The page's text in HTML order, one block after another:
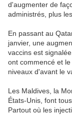
d'augmenter de
administrés, plus
En passant au
janvier, une
vaccins est
ont commencé et
niveaux d'avant le
Les Maldives, la
États-Unis, font
Partout où les